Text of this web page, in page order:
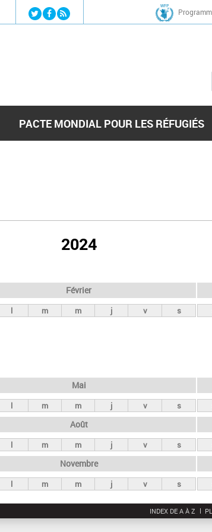
Jump to navigation
PACTE MONDIAL POUR LES RÉFUGIÉS
2024
Février
l m m j v s
Mai
l m m j v s
Août
l m m j v s
Novembre
l m m j v s
INDEX DE A À Z